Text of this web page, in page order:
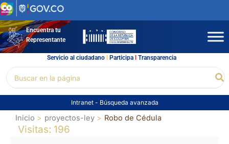
Ir
al
contenidoEncuentra tu
Representante
Servicio al ciudadano l Participal Transparencia
por:
Intranet - Búsqueda avanzada
Inicio proyectos-ley Robo de Cédula
Visitas: 196